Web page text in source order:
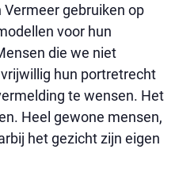
Vermeer gebruiken op
voor hun
die we niet
hun portretrecht
te wensen. Het
Heel gewone mensen,
het gezicht zijn eigen